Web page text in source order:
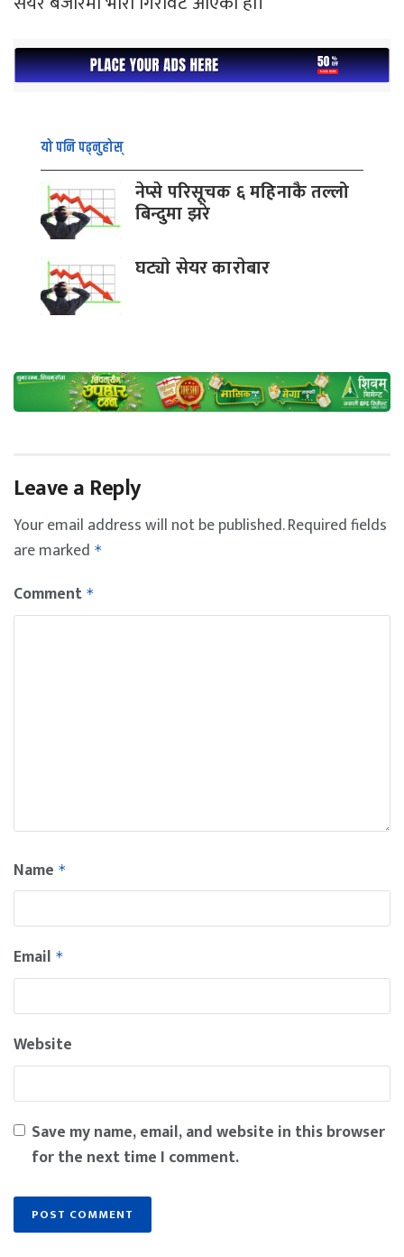
यो पनि पढ्नुहोस्
नेप्से परिसूचक ६ महिनाकै तल्लो
बिन्दुमा झरे
घट्याे सेयर काराेबार
Leave a Reply
Your email address will not be published.Required fields
are marked *
Comment *
Name *
Email *
Website
Save my name, email, and website in this browser
for the next time I comment.